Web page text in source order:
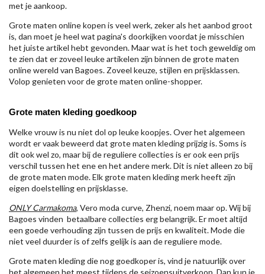
met je aankoop.
Grote maten online kopen is veel werk, zeker als het aanbod groot
is, dan moet je heel wat pagina's doorkijken voordat je misschien
het juiste artikel hebt gevonden. Maar wat is het toch geweldig om
te zien dat er zoveel leuke artikelen zijn binnen de grote maten
online wereld van Bagoes. Zoveel keuze, stijlen en prijsklassen.
Volop genieten voor de grote maten online-shopper.
Grote maten kleding goedkoop
Welke vrouw is nu niet dol op leuke koopjes. Over het algemeen
wordt er vaak beweerd dat grote maten kleding prijzig is. Soms is
dit ook wel zo, maar bij de reguliere collecties is er ook een prijs
verschil tussen het ene en het andere merk. Dit is niet alleen zo bij
de grote maten mode. Elk grote maten kleding merk heeft zijn
eigen doelstelling en prijsklasse.
ONLY Carmakoma, Vero moda curve, Zhenzi, noem maar op. Wij bij
Bagoes vinden betaalbare collecties erg belangrijk. Er moet altijd
een goede verhouding zijn tussen de prijs en kwaliteit. Mode die
niet veel duurder is of zelfs gelijk is aan de reguliere mode.
Grote maten kleding die nog goedkoper is, vind je natuurlijk over
het algemeen het meest tijdens de seizoensuitverkoop. Dan kun je